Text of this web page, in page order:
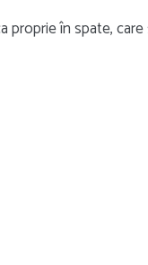
proprie în spate,